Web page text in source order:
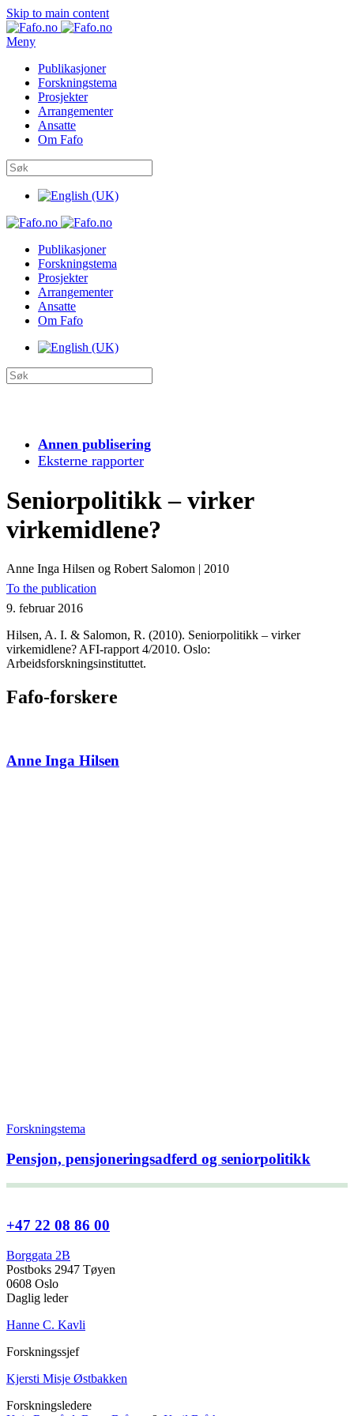
Skip to main content
Meny
Publikasjoner
Forskningstema
Prosjekter
Arrangementer
Ansatte
Om Fafo
Publikasjoner
Forskningstema
Prosjekter
Arrangementer
Ansatte
Om Fafo
Annen publisering
Eksterne rapporter
Seniorpolitikk – virker
virkemidlene?
Anne Inga Hilsen og Robert Salomon | 2010
To the publication
9. februar 2016
Hilsen, A. I. & Salomon, R. (2010). Seniorpolitikk – virker
virkemidlene? AFI-rapport 4/2010. Oslo:
Arbeidsforskningsinstituttet.
Fafo-forskere
Anne Inga Hilsen
Forskningstema
Pensjon, pensjoneringsadferd og seniorpolitikk
+47 22 08 86 00
Borggata 2B
Postboks 2947 Tøyen
0608 Oslo
Daglig leder
Hanne C. Kavli
Forskningssjef
Kjersti Misje Østbakken
Forskningsledere